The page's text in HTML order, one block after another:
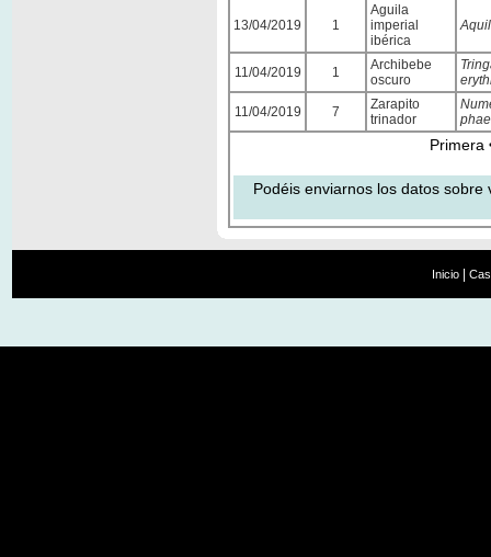
13/04/2019 1
Aguila
imperial
ibérica
11/04/2019 1
Archibebe
oscuro
11/04/2019 7
Zarapito
trinador
Primera
Podéis enviarnos los datos
Inicio|